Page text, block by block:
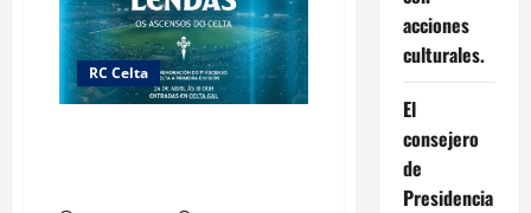
asiste
al
torneo
internacional
de
Karate
1-
RC Celta
acciones
culturales.
El
consejero
de
Presidencia